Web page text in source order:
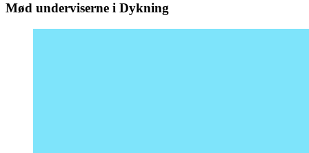
Mød underviserne i Dykning